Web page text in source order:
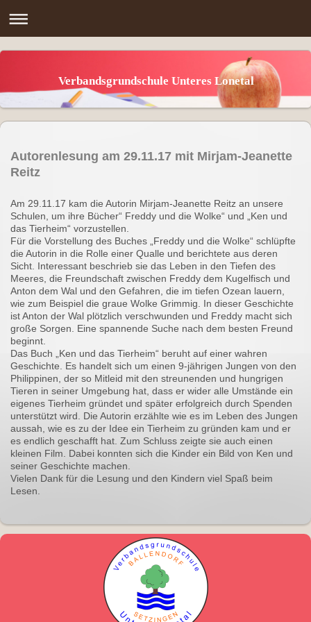
Verbandsgrundschule Unteres Lonetal
Autorenlesung am 29.11.17 mit Mirjam-Jeanette
Reitz
Am 29.11.17 kam die Autorin Mirjam-Jeanette Reitz an unsere
Schulen, um ihre Bücher“ Freddy und die Wolke“ und „Ken und
das Tierheim“ vorzustellen.
Für die Vorstellung des Buches „Freddy und die Wolke“ schlüpfte
die Autorin in die Rolle einer Qualle und berichtete aus deren
Sicht. Interessant beschrieb sie das Leben in den Tiefen des
Meeres, die Freundschaft zwischen Freddy dem Kugelfisch und
Anton dem Wal und den Gefahren, die im tiefen Ozean lauern,
wie zum Beispiel die graue Wolke Grimmig. In dieser Geschichte
ist Anton der Wal plötzlich verschwunden und Freddy macht sich
große Sorgen. Eine spannende Suche nach dem besten Freund
beginnt.
Das Buch „Ken und das Tierheim“ beruht auf einer wahren
Geschichte. Es handelt sich um einen 9-jährigen Jungen von den
Philippinen, der so Mitleid mit den streunenden und hungrigen
Tieren in seiner Umgebung hat, dass er wider alle Umstände ein
eigenes Tierheim gründet und später erfolgreich durch Spenden
unterstützt wird. Die Autorin erzählte wie es im Leben des Jungen
aussah, wie es zu der Idee ein Tierheim zu gründen kam und er
es endlich geschafft hat. Zum Schluss zeigte sie auch einen
kleinen Film. Dabei konnten sich die Kinder ein Bild von Ken und
seiner Geschichte machen.
Vielen Dank für die Lesung und den Kindern viel Spaß beim
Lesen.